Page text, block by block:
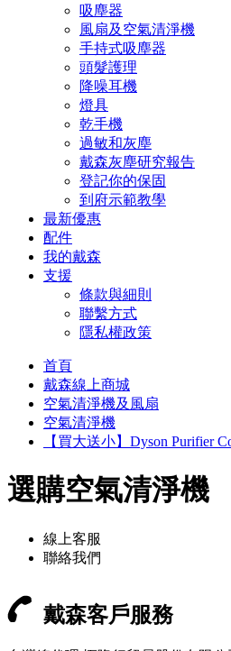
吸塵器
風扇及空氣清淨機
手持式吸塵器
頭髮護理
降噪耳機
燈具
乾手機
過敏和灰塵
戴森灰塵研究報告
登記你的保固
到府示範教學
最新優惠
配件
我的戴森
支援
條款與細則
聯繫方式
隱私權政策
首頁
戴森線上商城
空氣清淨機及風扇
空氣清淨機
【買大送小】Dyson Purifier
選購空氣清淨機
線上客服
聯絡我們
戴森客戶服務